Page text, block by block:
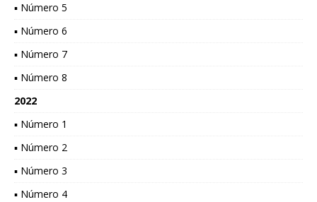
▪ Número 5
▪ Número 6
▪ Número 7
▪ Número 8
2022
▪ Número 1
▪ Número 2
▪ Número 3
▪ Número 4